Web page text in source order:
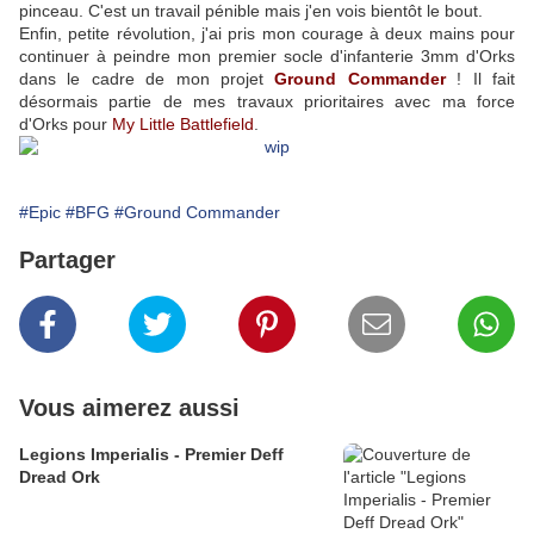
pinceau. C'est un travail pénible mais j'en vois bientôt le bout.
Enfin, petite révolution, j'ai pris mon courage à deux mains pour
continuer à peindre mon premier socle d'infanterie 3mm d'Orks
dans le cadre de mon projetGround Commander! Il fait
désormais partie de mes travaux prioritaires avec ma force
d'Orks pour My Little Battlefield
#Epic #BFG #Ground Commander
Partager
Vous aimerez aussi
Legions Imperialis - Premier Deff
Dread Ork